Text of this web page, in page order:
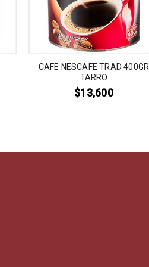
CAFE NESCAFE TRAD 400GR
TARRO
$13,600